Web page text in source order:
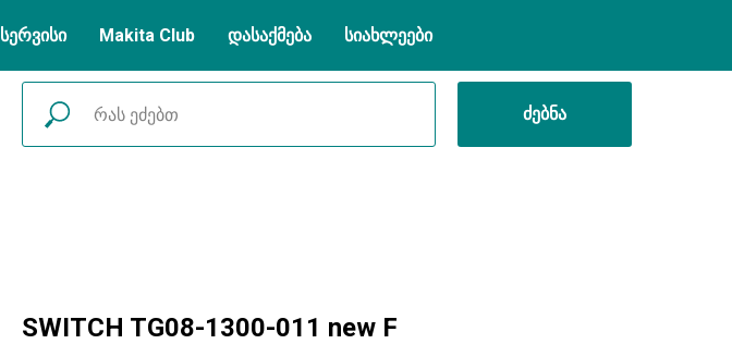
სერვისი Makita Club დასაქმება სიახლეები
ძებნა
SWITCH TG08-1300-011 new F